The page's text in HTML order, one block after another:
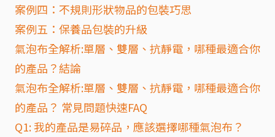
案例四：不規則形狀物品的包裝巧思
案例五：保養品包裝的升級
氣泡布全解析:單層、雙層、抗靜電，哪種最適合你
的產品？結論
氣泡布全解析:單層、雙層、抗靜電，哪種最適合你
的產品？ 常見問題快速FAQ
Q1: 我的產品是易碎品，應該選擇哪種氣泡布？